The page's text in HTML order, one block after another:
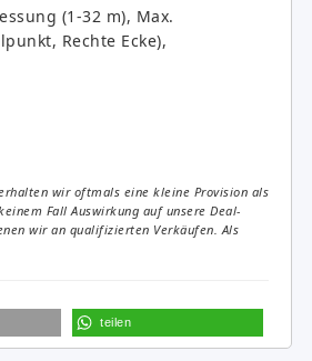
(1-32 m), Max.
Rechte Ecke),
wir oftmals eine kleine Provision als
Fall Auswirkung auf unsere Deal-
wir an qualifizierten Verkäufen. Als
teilen